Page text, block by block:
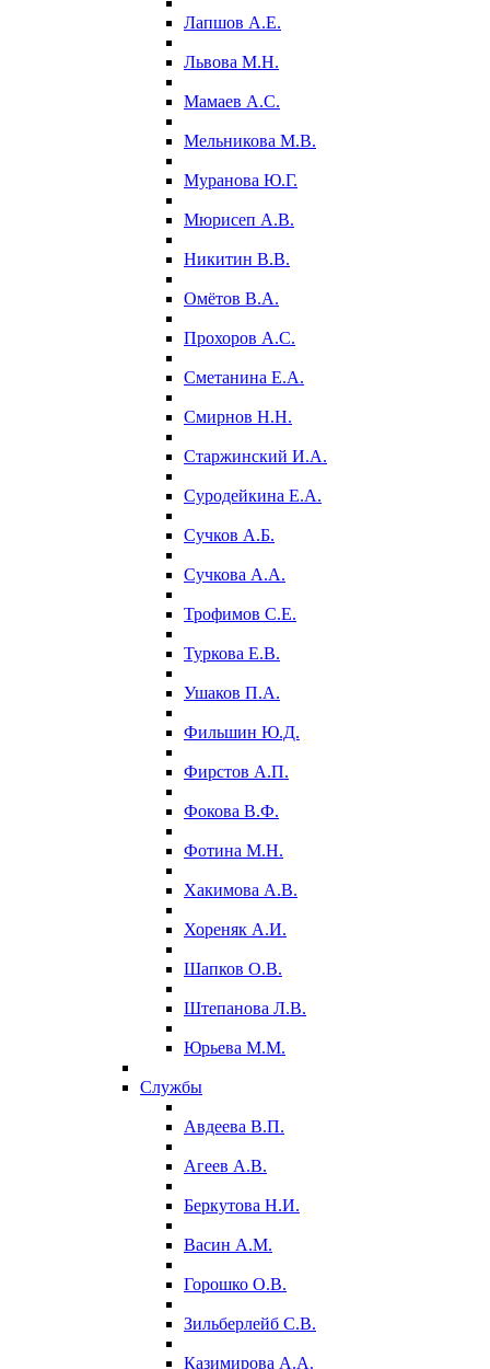
Лапшов А.Е.
Львова М.Н.
Мамаев А.С.
Мельникова М.В.
Муранова Ю.Г.
Мюрисеп А.В.
Никитин В.В.
Омётов В.А.
Прохоров А.С.
Сметанина Е.А.
Смирнов Н.Н.
Старжинский И.А.
Суродейкина Е.А.
Сучков А.Б.
Сучкова А.А.
Трофимов С.Е.
Туркова Е.В.
Ушаков П.А.
Фильшин Ю.Д.
Фирстов А.П.
Фокова В.Ф.
Фотина М.Н.
Хакимова А.В.
Хореняк А.И.
Шапков О.В.
Штепанова Л.В.
Юрьева М.М.
Службы
Авдеева В.П.
Агеев А.В.
Беркутова Н.И.
Васин А.М.
Горошко О.В.
Зильберлейб С.В.
Казимирова А.А.